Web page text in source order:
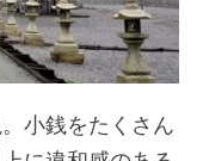
小銭をたくさん